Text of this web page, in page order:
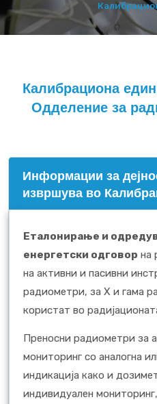
Калибрациона
Одделение за
Информации за
извршува во
Еталонирање и
енергетски одговор на
на активни и пасивни
радиометри, за X и гама
користат во
Преносни радиометри за
мониторинг со аналогна
индикација како и
индивидуален